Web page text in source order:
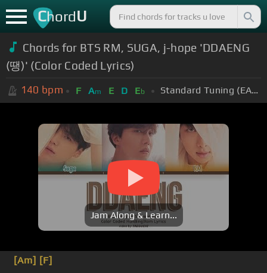
ChordU
Chords for BTS RM, SUGA, j-hope 'DDAENG
(땡)' (Color Coded Lyrics)
140 bpm F Am E D Eb Standard Tuning (EADGBE)
Jam Along & Learn...
[Am] [F]